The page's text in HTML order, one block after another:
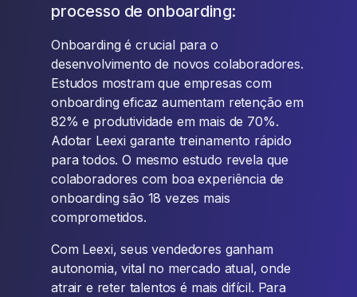
processo de onboarding:
Onboarding é crucial para o
desenvolvimento de novos colaboradores.
Estudos mostram que empresas com
onboarding eficaz aumentam retenção em
82% e produtividade em mais de 70%.
Adotar Leexi garante treinamento rápido
para todos. O mesmo estudo revela que
colaboradores com boa experiência de
onboarding são 18 vezes mais
comprometidos.
Com Leexi, seus vendedores ganham
autonomia, vital no mercado atual, onde
atrair e reter talentos é mais difícil. Para